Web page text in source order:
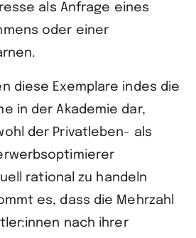
als Anfrage eines
oder einer
diese Exemplare indes die
in der Akademie dar,
der Privatleben- als
rational zu handeln
es, dass die Mehrzahl
nach ihrer